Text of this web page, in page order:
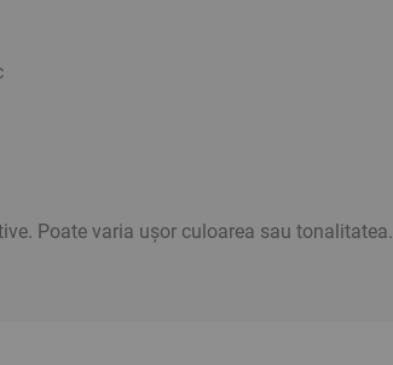
Poate varia ușor culoarea sau tonalitatea.